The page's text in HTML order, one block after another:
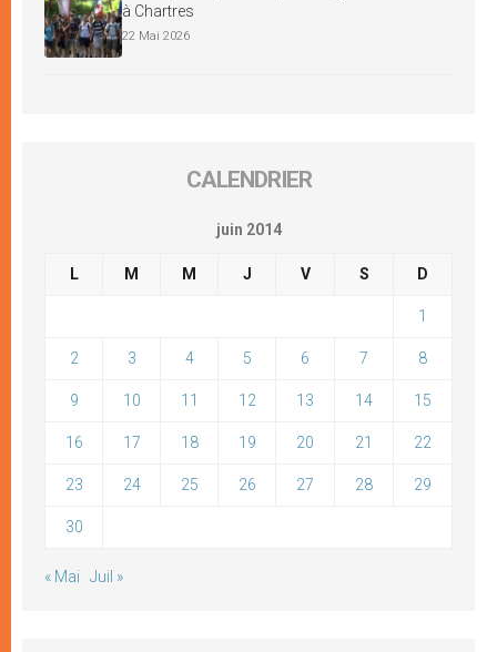
à Chartres
22 Mai 2026
CALENDRIER
juin 2014
L M M J V S D
1
2 3 4 5 6 7 8
9 10 11 12 13 14 15
16 17 18 19 20 21 22
23 24 25 26 27 28 29
30
« Mai Juil »